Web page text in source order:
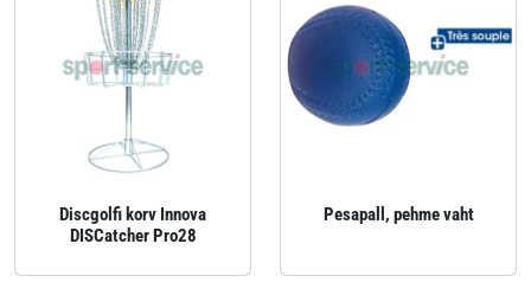
Discgolfi korv Innova
DISCatcher Pro28
Pesapall, pehme vaht